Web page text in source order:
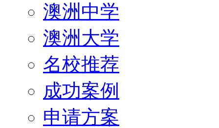
澳洲中学
澳洲大学
名校推荐
成功案例
申请方案